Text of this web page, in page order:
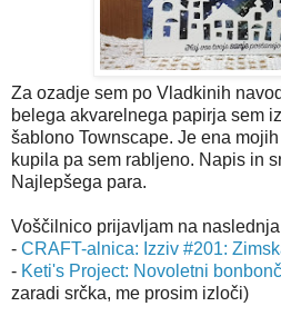
Za ozadje sem po Vladkinih
belega akvarelnega papirja sem
šablono Townscape. Je ena
kupila pa sem rabljeno. Napis in
Najlepšega para.
Voščilnico prijavljam na
- CRAFT-alnica: Izziv #201:
- Keti's Project: Novoletni
zaradi srčka, me prosim izloči)